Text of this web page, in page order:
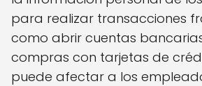
para realizar transacciones
como abrir cuentas
compras con tarjetas de
puede afectar a los